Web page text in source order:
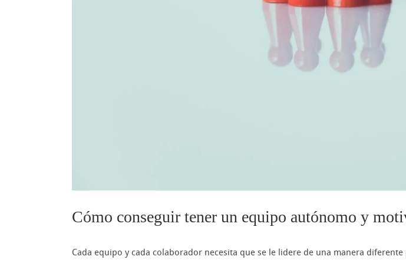
Cómo conseguir tener un equipo autónomo y
Cada equipo y cada colaborador necesita que se le lidere de una manera